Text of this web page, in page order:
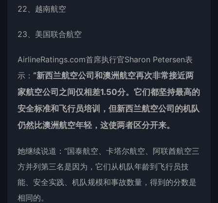
22、越南航空
23、美国联合航空
AirlineRatings.com首席执行官Sharon Petersen表
示： “新西兰航空公司和澳洲航空再次非常接近两
家航空公司之间仅相差1.50分。它们都坚持最高的
安全标准和飞行员培训，但新西兰航空公司的机队
仍然比澳洲航空年轻，这使两者区分开来。
她继续说道：“国泰航空、卡塔尔航空、阿联酋航空三
方并列第三名是因为，它们从机队年龄到飞行员技
能、安全实践、机队规模和事故数量，得到的分数是
相同的。